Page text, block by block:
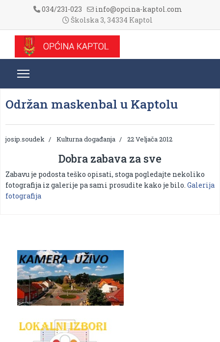
034/231-023
info@opcina-kaptol.com
Školska 3, 34334 Kaptol
Održan maskenbal u Kaptolu
josip.soudek Kulturna događanja 22 Veljača 2012
Dobra zabava za sve
Zabavu je podosta teško opisati, stoga pogledajte nekoliko
fotografija iz galerije pa sami prosudite kako je bilo. Galerija
fotografija